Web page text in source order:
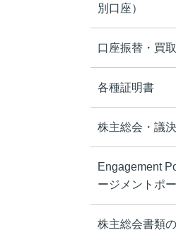
別口座）
口座振替・買
各種証明書
株主総会・議
Engagement
ージメントポー
株主総会書類